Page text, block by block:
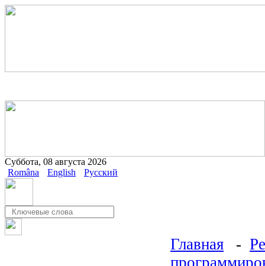
Суббота, 08 августа 2026
Româna
English Русский
Главная -